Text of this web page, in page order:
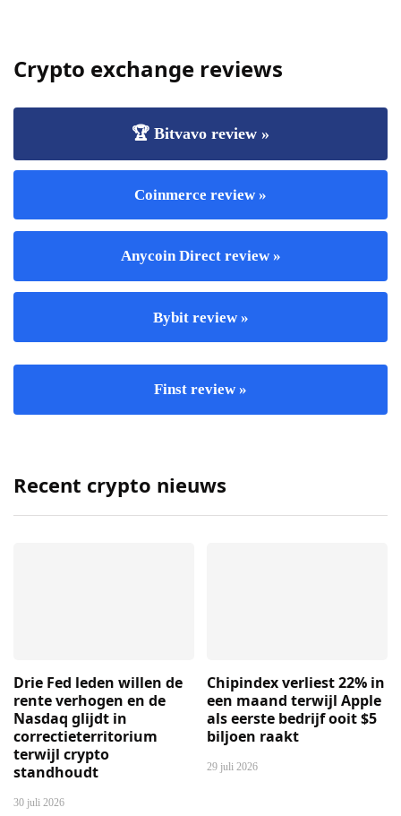
Crypto exchange reviews
🏆 Bitvavo review »
Coinmerce review »
Anycoin Direct review »
Bybit review »
Finst review »
Recent crypto nieuws
Drie Fed leden willen de
rente verhogen en de
Nasdaq glijdt in
correctieterritorium
terwijl crypto
standhoudt
30 juli 2026
Chipindex verliest 22% in
een maand terwijl Apple
als eerste bedrijf ooit $5
biljoen raakt
29 juli 2026